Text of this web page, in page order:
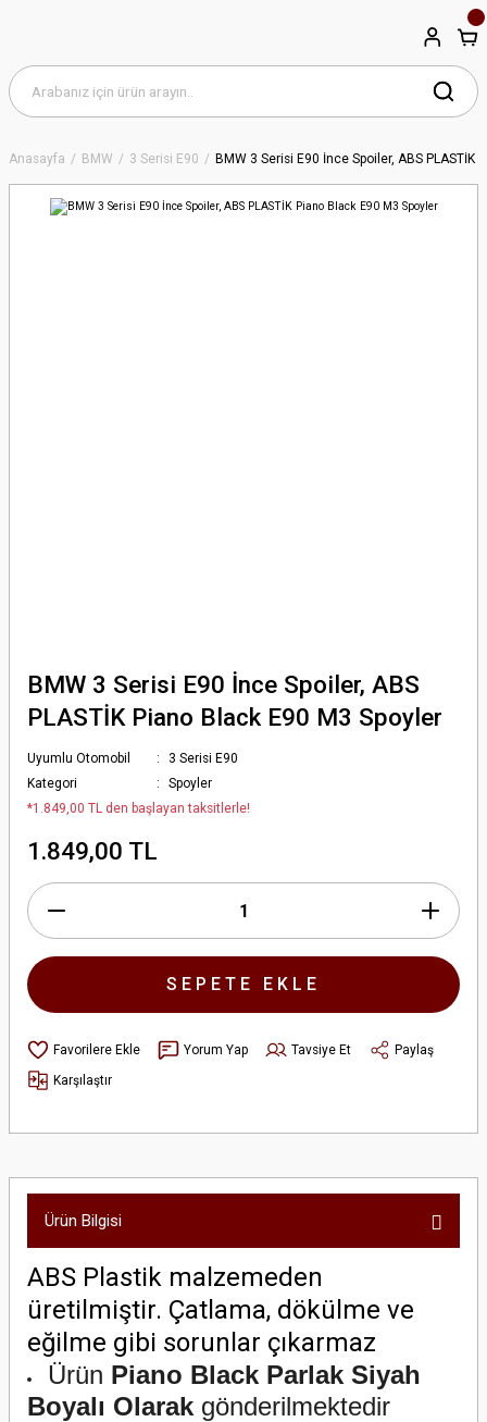
Anasayfa BMW 3 Serisi E90 BMW 3 Serisi E90 İnce Spoiler, ABS PLASTİK
BMW 3 Serisi E90 İnce Spoiler, ABS
PLASTİK Piano Black E90 M3 Spoyler
Uyumlu Otomobil
3 Serisi E90
Kategori
Spoyler
*1.849,00 TL den başlayan taksitlerle!
1.849,00 TL
SEPETE EKLE
Yorum Yap Tavsiye Et
Paylaş
Karşılaştır
Ürün Bilgisi
ABS Plastik malzemeden
üretilmiştir. Çatlama, dökülme ve
eğilme gibi sorunlar çıkarmaz
Ürün Piano Black Parlak Siyah
Boyalı Olarak gönderilmektedir